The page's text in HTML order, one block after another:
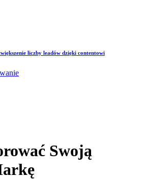
liczby leadów dzięki contentowi
Swoją